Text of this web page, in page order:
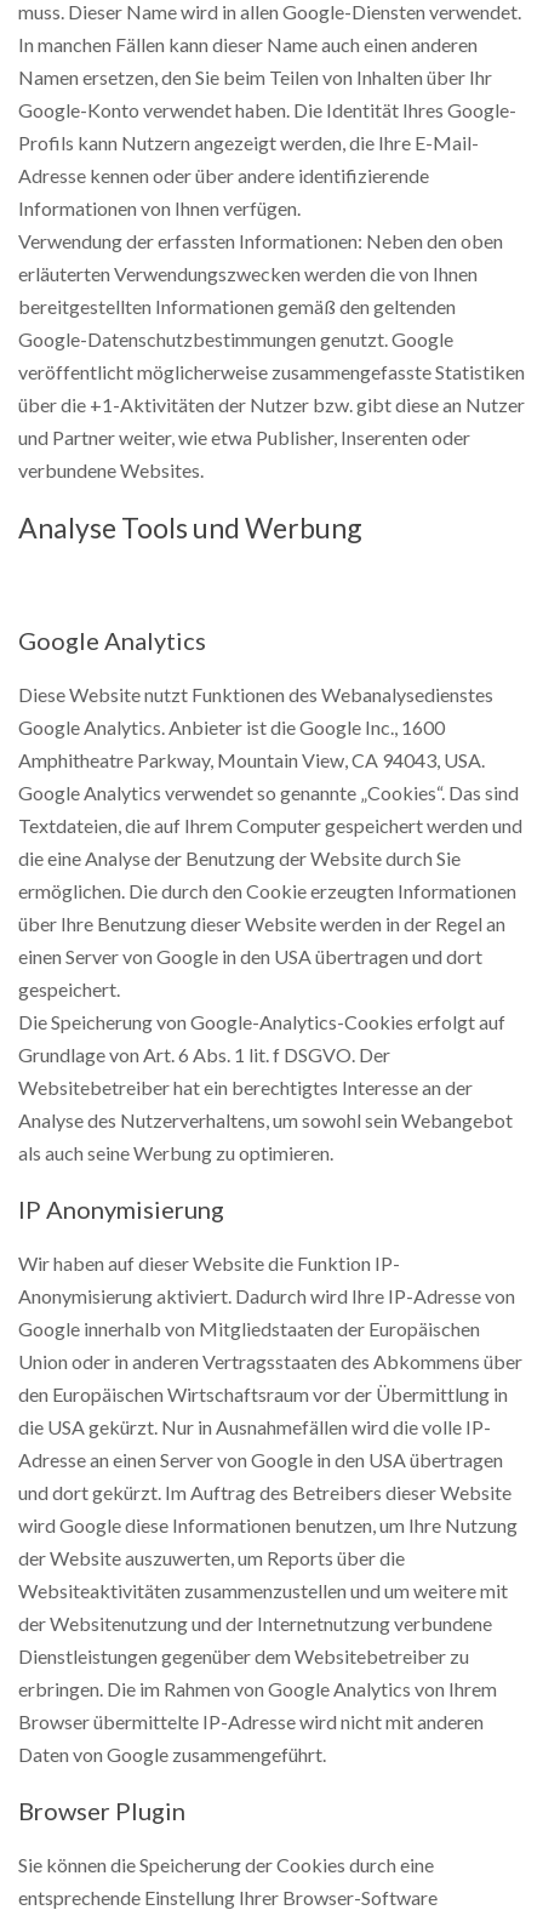
muss. Dieser Name wird in allen Google-Diensten verwendet.
In manchen Fällen kann dieser Name auch einen anderen
Namen ersetzen, den Sie beim Teilen von Inhalten über Ihr
Google-Konto verwendet haben. Die Identität Ihres Google-
Profils kann Nutzern angezeigt werden, die Ihre E-Mail-
Adresse kennen oder über andere identifizierende
Informationen von Ihnen verfügen.
Verwendung der erfassten Informationen: Neben den oben
erläuterten Verwendungszwecken werden die von Ihnen
bereitgestellten Informationen gemäß den geltenden
Google-Datenschutzbestimmungen genutzt. Google
veröffentlicht möglicherweise zusammengefasste Statistiken
über die +1-Aktivitäten der Nutzer bzw. gibt diese an Nutzer
und Partner weiter, wie etwa Publisher, Inserenten oder
verbundene Websites.
Analyse Tools und Werbung
Google Analytics
Diese Website nutzt Funktionen des Webanalysedienstes
Google Analytics. Anbieter ist die Google Inc., 1600
Amphitheatre Parkway, Mountain View, CA 94043, USA.
Google Analytics verwendet so genannte „Cookies“. Das sind
Textdateien, die auf Ihrem Computer gespeichert werden und
die eine Analyse der Benutzung der Website durch Sie
ermöglichen. Die durch den Cookie erzeugten Informationen
über Ihre Benutzung dieser Website werden in der Regel an
einen Server von Google in den USA übertragen und dort
gespeichert.
Die Speicherung von Google-Analytics-Cookies erfolgt auf
Grundlage von Art. 6 Abs. 1 lit. f DSGVO. Der
Websitebetreiber hat ein berechtigtes Interesse an der
Analyse des Nutzerverhaltens, um sowohl sein Webangebot
als auch seine Werbung zu optimieren.
IP Anonymisierung
Wir haben auf dieser Website die Funktion IP-
Anonymisierung aktiviert. Dadurch wird Ihre IP-Adresse von
Google innerhalb von Mitgliedstaaten der Europäischen
Union oder in anderen Vertragsstaaten des Abkommens über
den Europäischen Wirtschaftsraum vor der Übermittlung in
die USA gekürzt. Nur in Ausnahmefällen wird die volle IP-
Adresse an einen Server von Google in den USA übertragen
und dort gekürzt. Im Auftrag des Betreibers dieser Website
wird Google diese Informationen benutzen, um Ihre Nutzung
der Website auszuwerten, um Reports über die
Websiteaktivitäten zusammenzustellen und um weitere mit
der Websitenutzung und der Internetnutzung verbundene
Dienstleistungen gegenüber dem Websitebetreiber zu
erbringen. Die im Rahmen von Google Analytics von Ihrem
Browser übermittelte IP-Adresse wird nicht mit anderen
Daten von Google zusammengeführt.
Browser Plugin
Sie können die Speicherung der Cookies durch eine
entsprechende Einstellung Ihrer Browser-Software